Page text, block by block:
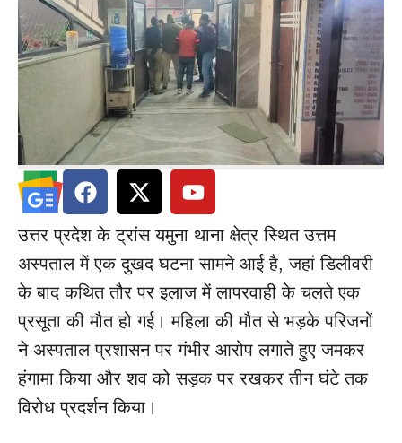
उत्तर प्रदेश के ट्रांस यमुना थाना क्षेत्र स्थित उत्तम
अस्पताल में एक दुखद घटना सामने आई है, जहां डिलीवरी
के बाद कथित तौर पर इलाज में लापरवाही के चलते एक
प्रसूता की मौत हो गई। महिला की मौत से भड़के परिजनों
ने अस्पताल प्रशासन पर गंभीर आरोप लगाते हुए जमकर
हंगामा किया और शव को सड़क पर रखकर तीन घंटे तक
विरोध प्रदर्शन किया।